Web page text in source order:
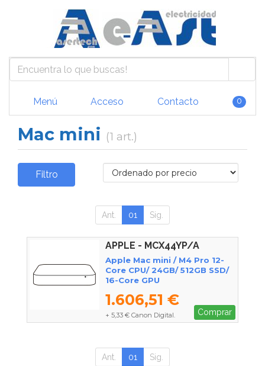
Menú Acceso Contacto 0
Mac mini (1 art.)
Filtro
Ant. 01 Sig.
APPLE - MCX44YP/A
Apple Mac mini / M4 Pro 12-
Core CPU/ 24GB/ 512GB SSD/
16-Core GPU
1.606,51 €
+ 5,33 € Canon Digital. Comprar
Ant. 01 Sig.